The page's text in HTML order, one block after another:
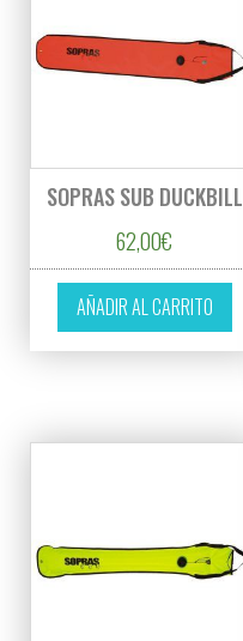
SOPRAS SUB DUCKBILL
62,00€
AÑADIR AL CARRITO